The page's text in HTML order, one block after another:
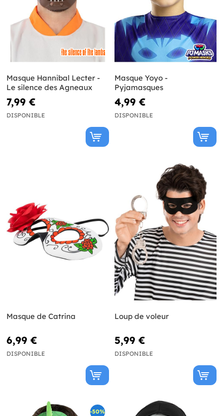
Masque Hannibal Lecter -
Le silence des Agneaux
7,99 €
DISPONIBLE
Masque Yoyo -
Pyjamasques
4,99 €
DISPONIBLE
Masque de Catrina
6,99 €
DISPONIBLE
Loup de voleur
5,99 €
DISPONIBLE
-50%